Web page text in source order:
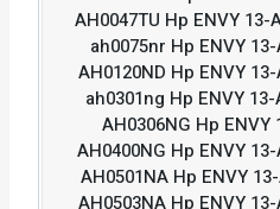
AH0047TU Hp ENVY 13-
ah0075nr Hp ENVY
AH0120ND Hp ENVY
ah0301ng Hp ENVY
AH0306NG Hp ENVY
AH0400NG Hp ENVY
AH0501NA Hp ENVY
AH0503NA Hp ENVY